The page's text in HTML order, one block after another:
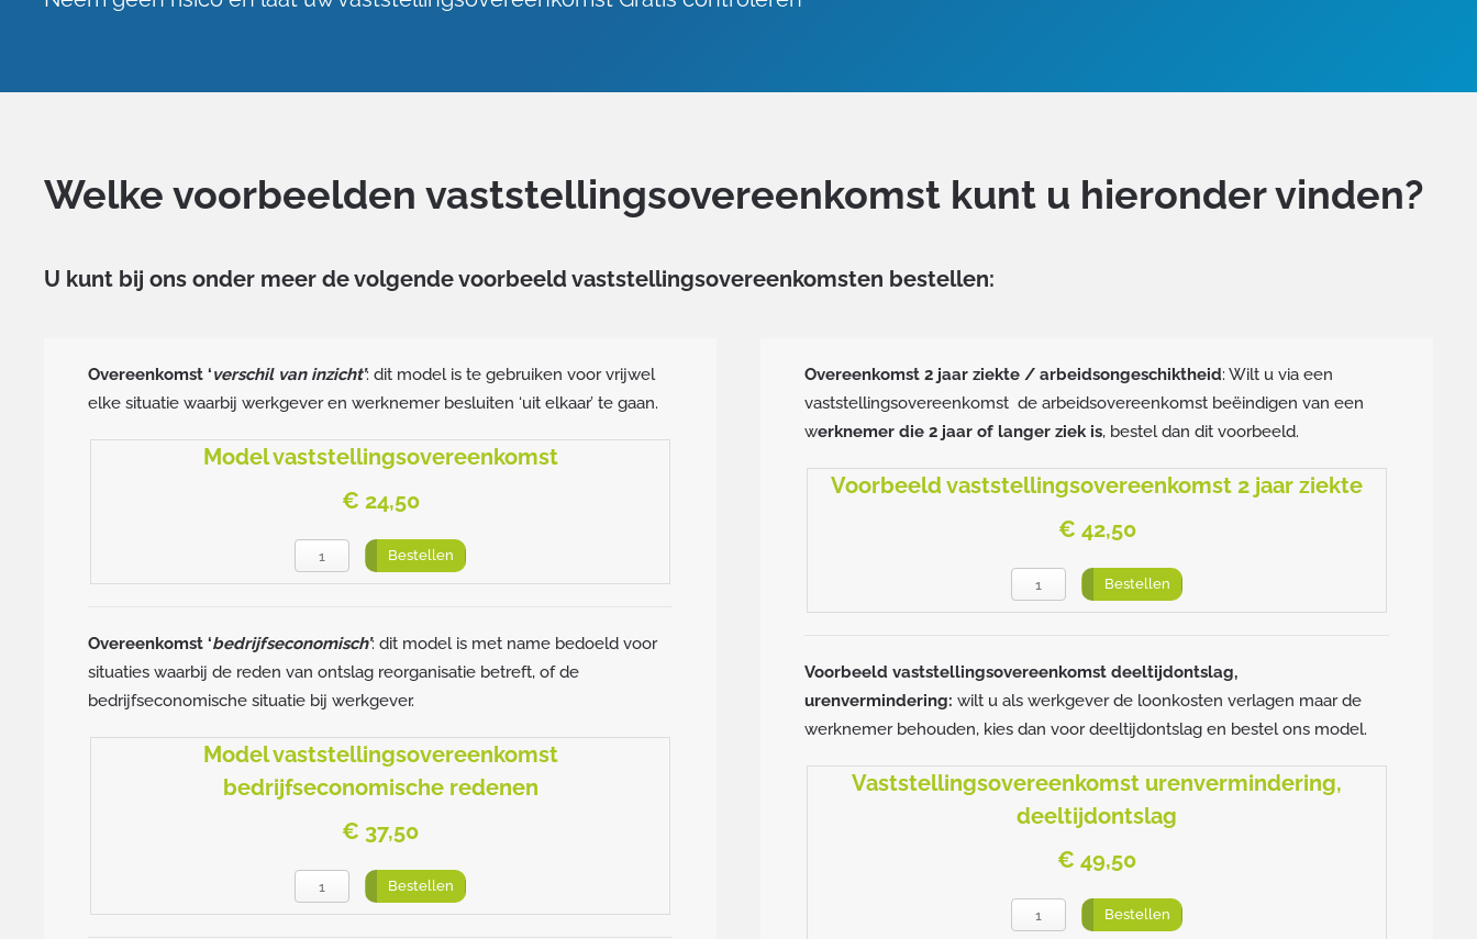
Welke voorbeelden vaststellingsovereenkomst kunt u hieronder vinden?
U kunt bij ons onder meer de volgende voorbeeld vaststellingsovereenkomsten bestellen:
Overeenkomst ‘verschil van inzicht’: dit model is te gebruiken voor vrijwel
elke situatie waarbij werkgever en werknemer besluiten ‘uit elkaar’ te gaan.
Model vaststellingsovereenkomst
€ 24,50
Bestellen
Overeenkomst ‘bedrijfseconomisch’: dit model is met name bedoeld voor
situaties waarbij de reden van ontslag reorganisatie betreft, of de
bedrijfseconomische situatie bij werkgever.
Model vaststellingsovereenkomst
bedrijfseconomische redenen
€ 37,50
Bestellen
Overeenkomst 2 jaar ziekte / arbeidsongeschiktheid: Wilt u via een
vaststellingsovereenkomst de arbeidsovereenkomst beëindigen van een
werknemer die 2 jaar of langer ziek is, bestel dan dit voorbeeld.
Voorbeeld vaststellingsovereenkomst 2 jaar ziekte
€ 42,50
Bestellen
Voorbeeld vaststellingsovereenkomst deeltijdontslag,
urenvermindering: wilt u als werkgever de loonkosten verlagen maar de
werknemer behouden, kies dan voor deeltijdontslag en bestel ons model.
Vaststellingsovereenkomst urenvermindering,
deeltijdontslag
€ 49,50
Bestellen